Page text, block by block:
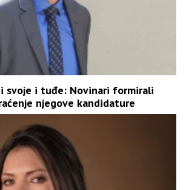
svoje i tuđe: Novinari formirali
njegove kandidature